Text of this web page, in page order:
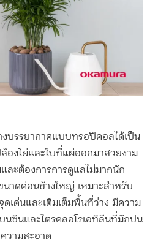
บรรยากาศแบบทรอปิคอลได้เป็น
องไผ่และใบที่แผ่ออกมาสวยงาม
และต้องการการดูแลไม่มากนัก
นาดค่อนข้างใหญ่ เหมาะสำหรับ
ดเด่นและเติมเต็มพื้นที่ว่าง มีความ
บนซินและไตรคลอโรเอทิลีนที่มักปน
วามสะอาด